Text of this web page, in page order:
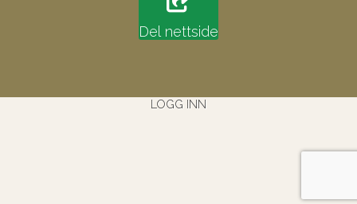
Del nettside
LOGG INN